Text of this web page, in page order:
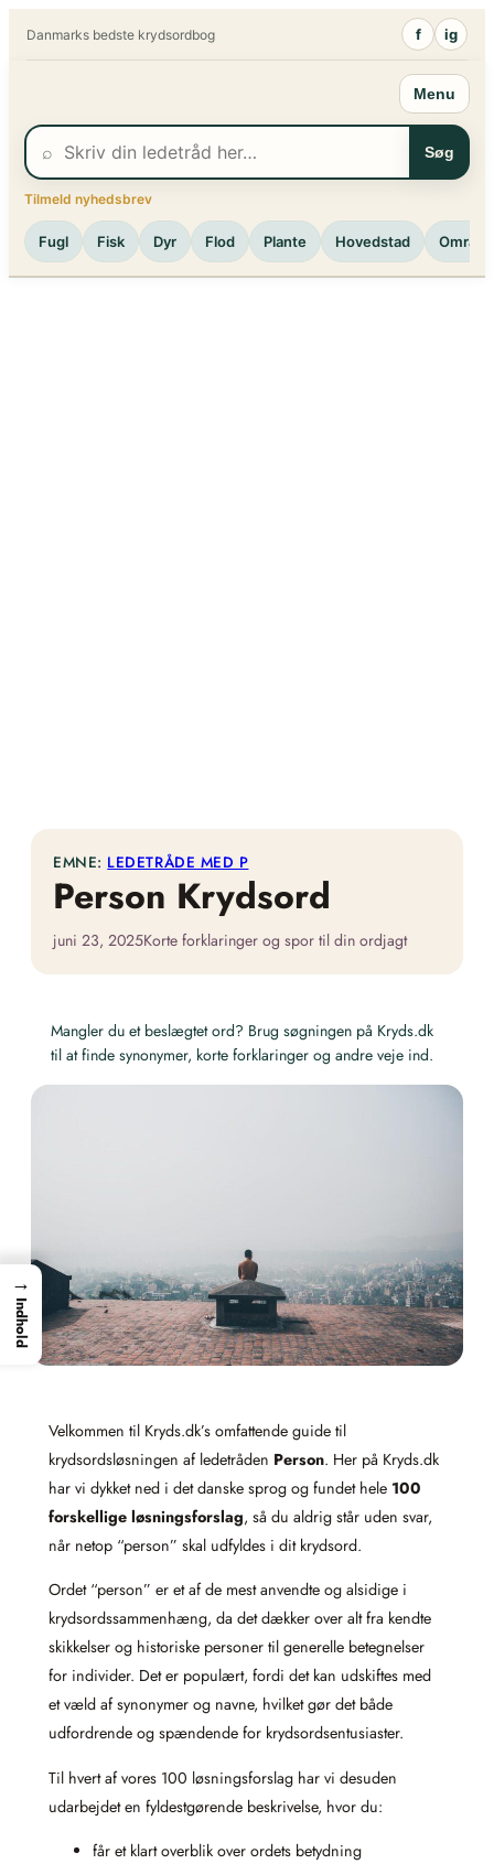
Danmarks bedste krydsordbog f ig
Menu
⌕ Søg
Tilmeld nyhedsbrev
Fugl Fisk Dyr Flod Plante Hovedstad Område
EMNE: LEDETRÅDE MED P
Person Krydsord
juni 23, 2025Korte forklaringer og spor til din ordjagt
Mangler du et beslægtet ord? Brug søgningen på Kryds.dk
til at finde synonymer, korte forklaringer og andre veje ind.
Velkommen til Kryds.dk’s omfattende guide til
krydsordsløsningen af ledetråden Person. Her på Kryds.dk
har vi dykket ned i det danske sprog og fundet hele 100
forskellige løsningsforslag, så du aldrig står uden svar,
når netop “person” skal udfyldes i dit krydsord.
Ordet “person” er et af de mest anvendte og alsidige i
krydsordssammenhæng, da det dækker over alt fra kendte
skikkelser og historiske personer til generelle betegnelser
for individer. Det er populært, fordi det kan udskiftes med
et væld af synonymer og navne, hvilket gør det både
udfordrende og spændende for krydsordsentusiaster.
Til hvert af vores 100 løsningsforslag har vi desuden
udarbejdet en fyldestgørende beskrivelse, hvor du:
får et klart overblik over ordets betydning
→
Indhold